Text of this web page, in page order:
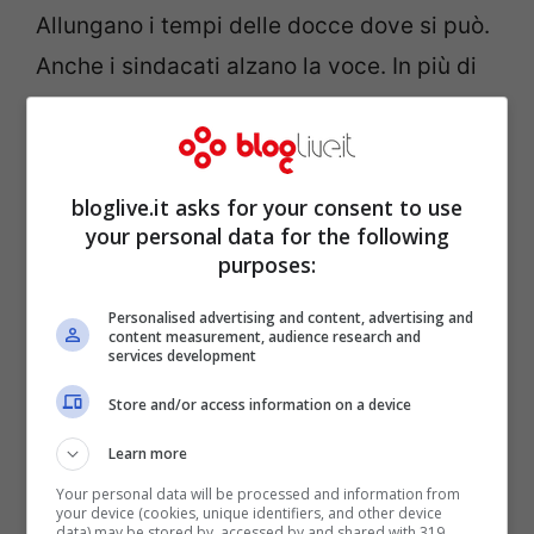
Allungano i tempi delle docce dove si può.
Anche i sindacati alzano la voce. In più di
una denuncia spunta l’immagine durissima
dei “forni”. Scomoda. Ma quando l’afa si
bloglive.it asks for your consent to use
your personal data for the following
purposes:
Personalised advertising and content, advertising and
content measurement, audience research and
services development
Store and/or access information on a device
Learn more
Your personal data will be processed and information from
your device (cookies, unique identifiers, and other device